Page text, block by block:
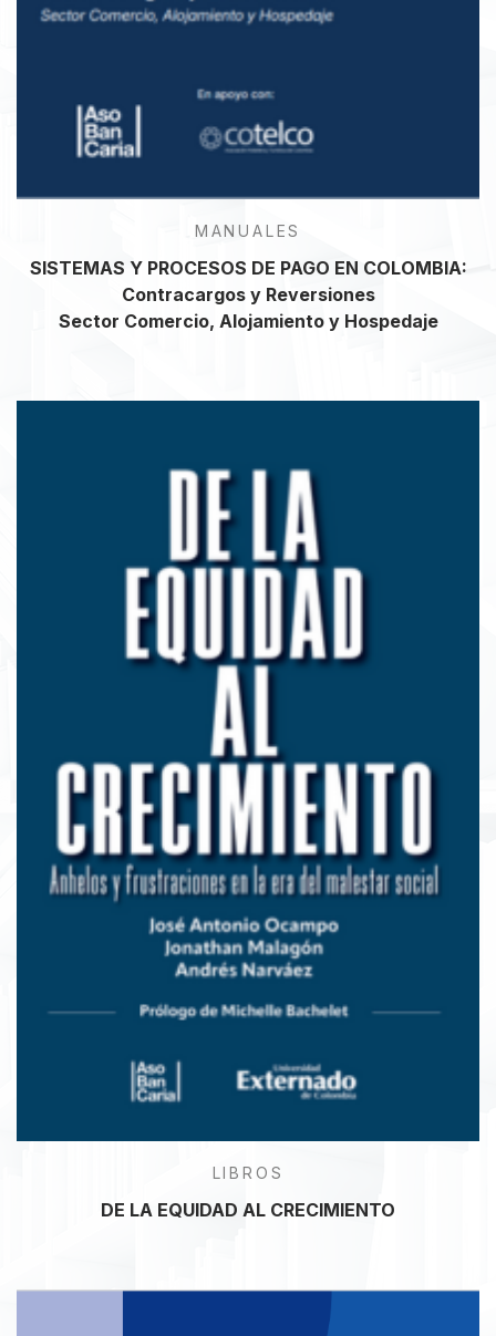
MANUALES
SISTEMAS Y PROCESOS DE PAGO EN COLOMBIA:
Contracargos y Reversiones
Sector Comercio, Alojamiento y Hospedaje
LIBROS
DE LA EQUIDAD AL CRECIMIENTO